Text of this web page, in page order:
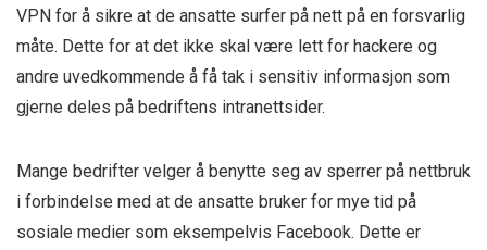
VPN for å sikre at de ansatte surfer på nett på en forsvarlig
måte. Dette for at det ikke skal være lett for hackere og
andre uvedkommende å få tak i sensitiv informasjon som
gjerne deles på bedriftens intranettsider.
Mange bedrifter velger å benytte seg av sperrer på nettbruk
i forbindelse med at de ansatte bruker for mye tid på
sosiale medier som eksempelvis Facebook. Dette er